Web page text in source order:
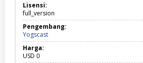
Lisensi:
full_version
Pengembang:
Yogscast
Harga:
USD 0